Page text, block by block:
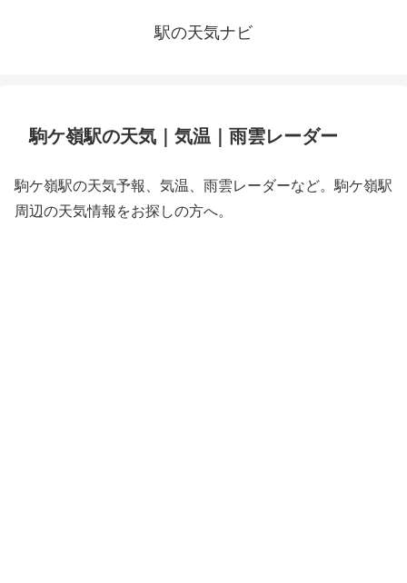
駅の天気ナビ
駒ケ嶺駅の天気｜気温｜雨雲レーダー
駒ケ嶺駅の天気予報、気温、雨雲レーダーなど。駒ケ嶺駅
周辺の天気情報をお探しの方へ。